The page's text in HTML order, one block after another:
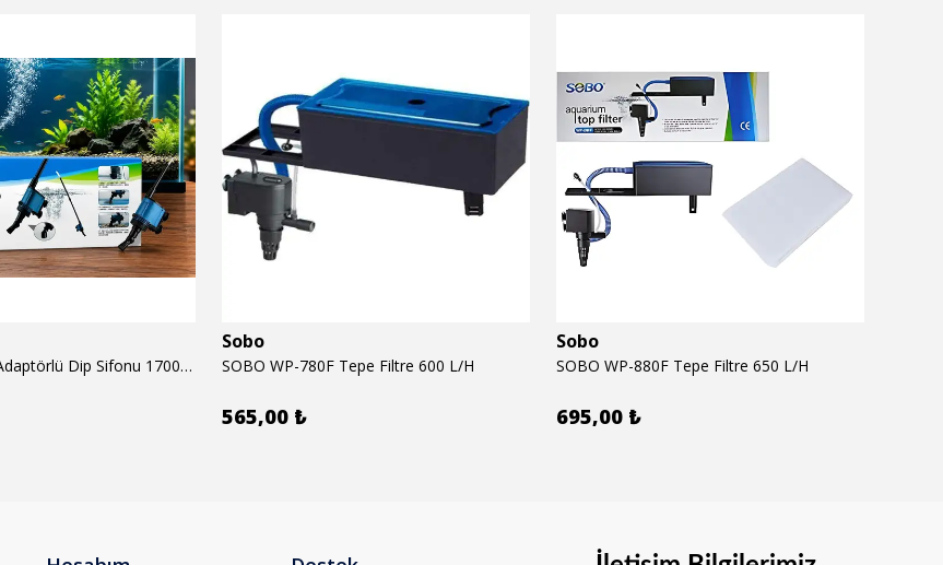
SOBO BO-028 Adaptörlü Dip Sifonu 1700 Lth 28 W
Sobo
SOBO WP-780F Tepe Filtre 600 L/H
565,00 ₺
Sobo
SOBO WP-880F Tepe Filtre 650 L/H
695,00 ₺